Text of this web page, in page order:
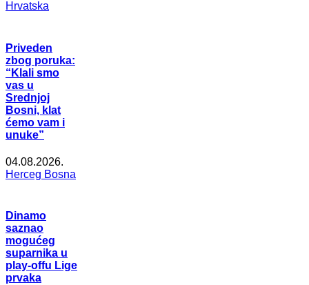
Hrvatska
Priveden
zbog poruka:
“Klali smo
vas u
Srednjoj
Bosni, klat
ćemo vam i
unuke”
04.08.2026.
Herceg Bosna
Dinamo
saznao
mogućeg
suparnika u
play-offu Lige
prvaka